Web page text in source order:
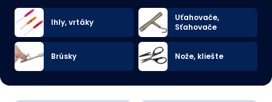
Ihly, vrtáky
Uťahovače,
Sťahovače
Brúsky Nože, kliešte